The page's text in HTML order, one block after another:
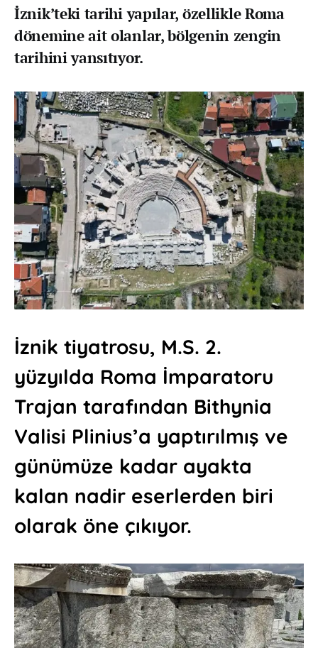
İznik’teki tarihi yapılar, özellikle Roma
dönemine ait olanlar, bölgenin zengin
tarihini yansıtıyor.
İznik tiyatrosu, M.S. 2.
yüzyılda Roma İmparatoru
Trajan tarafından Bithynia
Valisi Plinius’a yaptırılmış ve
günümüze kadar ayakta
kalan nadir eserlerden biri
olarak öne çıkıyor.